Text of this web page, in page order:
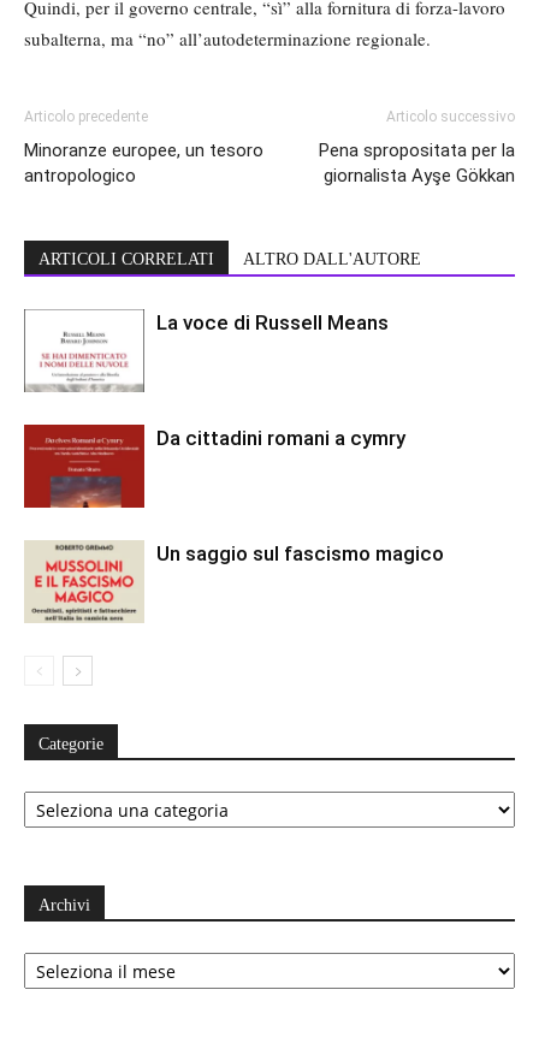
Quindi, per il governo centrale, “sì” alla fornitura di forza-lavoro
subalterna, ma “no” all’autodeterminazione regionale.
Articolo precedente
Minoranze europee, un tesoro
antropologico
Articolo successivo
Pena spropositata per la
giornalista Ayşe Gökkan
ARTICOLI CORRELATI ALTRO DALL'AUTORE
La voce di Russell Means
Da cittadini romani a cymry
Un saggio sul fascismo magico
Categorie
Categorie
Archivi
Archivi